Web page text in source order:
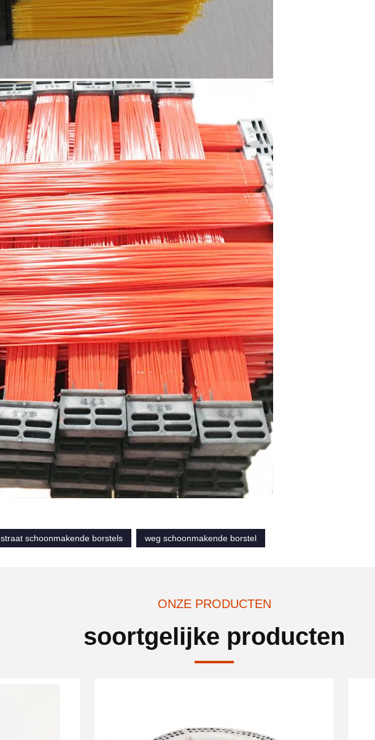
straat schoonmakende borstels weg schoonmakende borstel
ONZE PRODUCTEN
soortgelijke producten